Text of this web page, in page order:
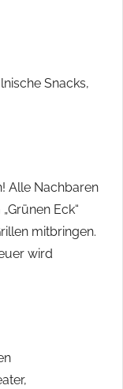
Snacks,
Alle Nachbaren
Eck“
mitbringen.
wird